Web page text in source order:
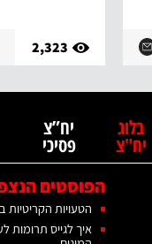
2,323
בלוג
יח"צ
יח”צ
פסיכי
הפוסטים
הטעויות
איך לגייס תרומות